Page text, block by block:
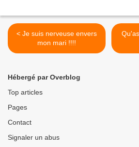
< Je suis nerveuse envers
mon mari !!!!
Hébergé par Overblog
Top articles
Pages
Contact
Signaler un abus